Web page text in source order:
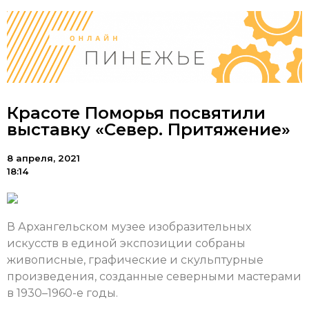
Красоте Поморья посвятили
выставку «Север. Притяжение»
8 апреля, 2021
18:14
В Архангельском музее изобразительных
искусств в единой экспозиции собраны
живописные, графические и скульптурные
произведения, созданные северными мастерами
в 1930–1960-е годы.